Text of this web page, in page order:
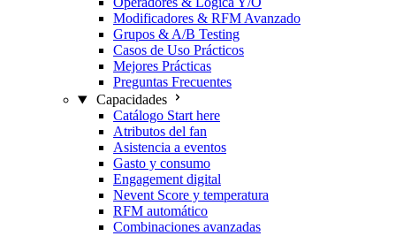
Modificadores & RFM Avanzado
Grupos & A/B Testing
Casos de Uso Prácticos
Mejores Prácticas
Preguntas Frecuentes
Capacidades
Catálogo Start here
Atributos del fan
Asistencia a eventos
Gasto y consumo
Engagement digital
Nevent Score y temperatura
RFM automático
Combinaciones avanzadas